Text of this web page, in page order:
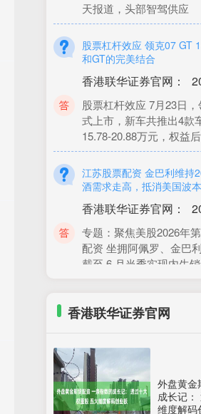
股票杠杆效应 领克07 GT
和GT的完美结合
香港联华证券官网
股票杠杆效应 7月23日，
式上市，新车共推出4款
15.78-20.88万元，权益后
江苏股票配资 金巴利维持
酒需求走高，抵消美国波
香港联华证券官网：
专题：聚焦美股2026年
配资 坐拥阿佩罗、金巴
截至 6 月当季实现内生
香港联华证券官网
省、柏威夏省等边境地区
埔寨使馆已发领事提醒。
股票配资门户推荐 东方财
香港联华证券官网
外盘黄金
成长记
维度解码